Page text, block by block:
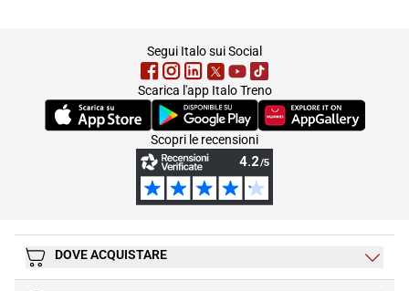
Segui Italo sui Social
Scarica l'app Italo Treno
(Si apre in una nuova scheda)(Si apre in una nuova scheda)
(Si apre in una nuova
Scopri le recensioni
DOVE ACQUISTARE